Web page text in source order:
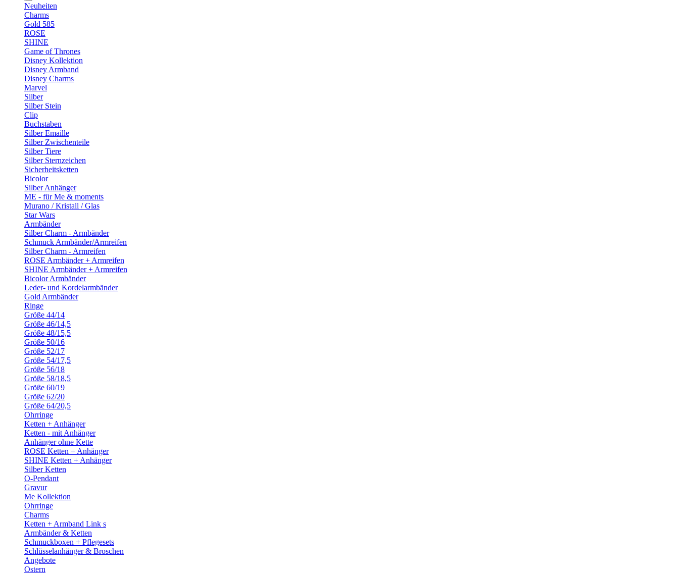
Neuheiten
Charms
Gold 585
ROSE
SHINE
Game of Thrones
Disney Kollektion
Disney Armband
Disney Charms
Marvel
Silber
Silber Stein
Clip
Buchstaben
Silber Emaille
Silber Zwischenteile
Silber Tiere
Silber Sternzeichen
Sicherheitsketten
Bicolor
Silber Anhänger
ME - für Me & moments
Murano / Kristall / Glas
Star Wars
Armbänder
Silber Charm - Armbänder
Schmuck Armbänder/Armreifen
Silber Charm - Armreifen
ROSE Armbänder + Armreifen
SHINE Armbänder + Armreifen
Bicolor Armbänder
Leder- und Kordelarmbänder
Gold Armbänder
Ringe
Größe 44/14
Größe 46/14,5
Größe 48/15,5
Größe 50/16
Größe 52/17
Größe 54/17,5
Größe 56/18
Größe 58/18,5
Größe 60/19
Größe 62/20
Größe 64/20,5
Ohrringe
Ketten + Anhänger
Ketten - mit Anhänger
Anhänger ohne Kette
ROSE Ketten + Anhänger
SHINE Ketten + Anhänger
Silber Ketten
O-Pendant
Gravur
Me Kollektion
Ohrringe
Charms
Ketten + Armband Link s
Armbänder & Ketten
Schmuckboxen + Pflegesets
Schlüsselanhänger & Broschen
Angebote
Ostern